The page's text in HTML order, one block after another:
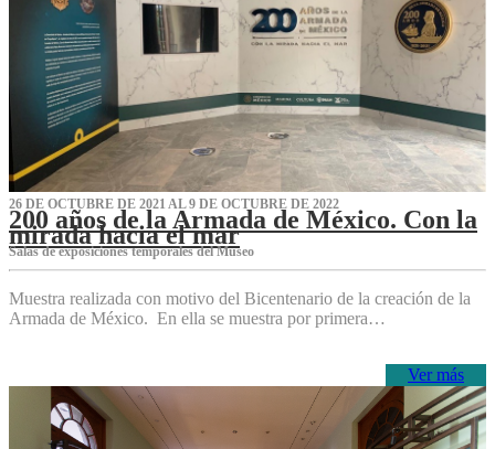
26 DE OCTUBRE DE 2021 AL 9 DE OCTUBRE DE 2022
200 años de la Armada de México. Con la
mirada hacia el mar
Salas de exposiciones temporales del Museo‌
Muestra realizada con motivo del Bicentenario de la creación de la
Armada de México. En ella se muestra por primera…
Ver más